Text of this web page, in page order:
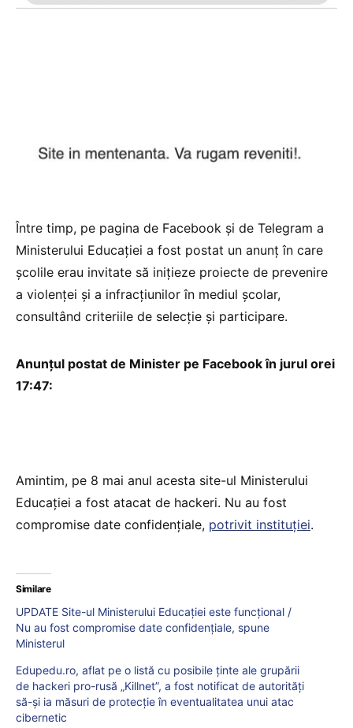
Între timp, pe pagina de Facebook și de Telegram a
Ministerului Educației a fost postat un anunț în care
școlile erau invitate să inițieze proiecte de prevenire
a violenței și a infracțiunilor în mediul școlar,
consultând criteriile de selecție și participare.
Anunțul postat de Minister pe Facebook în jurul orei
17:47:
Amintim, pe 8 mai anul acesta site-ul Ministerului
Educației a fost atacat de hackeri. Nu au fost
compromise date confidențiale, potrivit instituției.
Similare
UPDATE Site-ul Ministerului Educației este funcțional /
Nu au fost compromise date confidențiale, spune
Ministerul
Edupedu.ro, aflat pe o listă cu posibile ținte ale grupării
de hackeri pro-rusă „Killnet”, a fost notificat de autorități
să-și ia măsuri de protecție în eventualitatea unui atac
cibernetic